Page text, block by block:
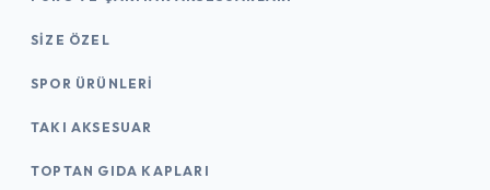
SIZE ÖZEL
SPOR ÜRÜNLERI
TAKI AKSESUAR
TOPTAN GIDA KAPLARI